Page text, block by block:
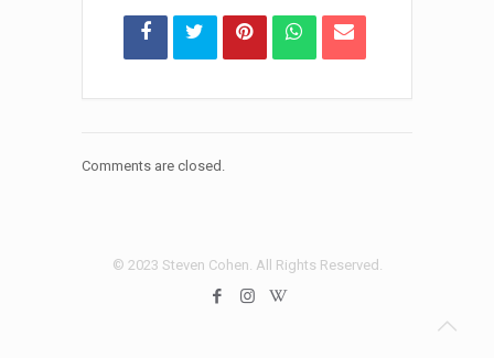
Comments are closed.
© 2023 Steven Cohen. All Rights Reserved.